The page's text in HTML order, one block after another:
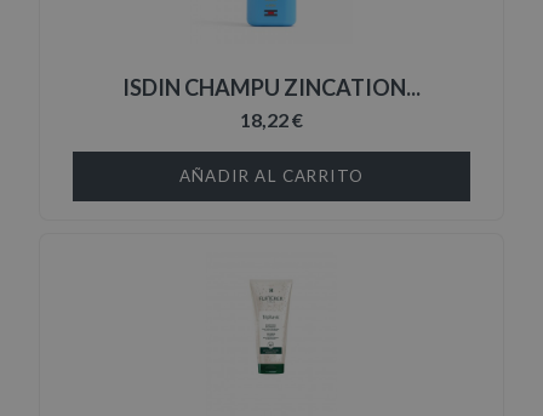
ISDIN CHAMPU ZINCATION...
18,22 €
AÑADIR AL CARRITO